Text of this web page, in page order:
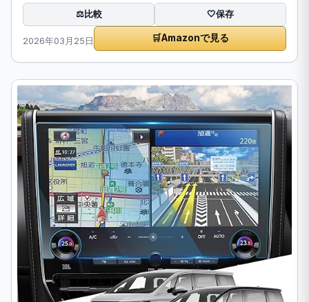
⚖️比較 🤍保存
2026年03月25日 🛒Amazonで見る